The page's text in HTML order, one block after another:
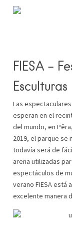
FIESA –
Las espectaculares
esperan en el
del mundo, en
2019, el parque se
todavía será de
arena utilizadas
espectáculos de
verano FIESA está
excelente manera